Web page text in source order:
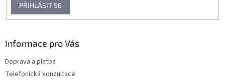
PŘIHLÁSIT SE
Informace pro Vás
Doprava a platba
Telefonická konzultace